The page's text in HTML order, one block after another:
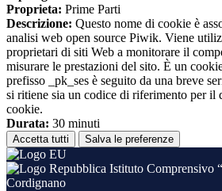
Proprieta: Prime Parti
Descrizione: Questo nome di cookie è
analisi web open source Piwik. Viene
proprietari di siti Web a monitorare il
misurare le prestazioni del sito. È un
prefisso _pk_ses è seguito da una breve
si ritiene sia un codice di riferimento per il
cookie.
Durata: 30 minuti
Accetta tutti Salva le preferenze
Istituto Comprensivo
Cordignano